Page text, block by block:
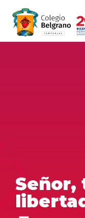
Señor,